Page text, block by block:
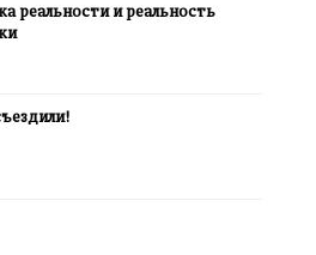
реальности и реальность